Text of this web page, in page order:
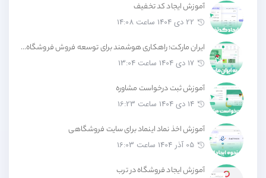
آموزش ایجاد کد تخفیف
22 دی 1404 ساعت 14:08
ایران مارکت؛ راهکاری هوشمند برای توسعه فروش فروشگاه‌های آنلاین
17 دی 1404 ساعت 13:04
آموزش ثبت درخواست مشاوره
14 دی 1404 ساعت 16:23
آموزش اخذ نماد اینماد برای سایت فروشگاهی
05 آذر 1404 ساعت 16:03
آموزش ایجاد فروشگاه در ترب